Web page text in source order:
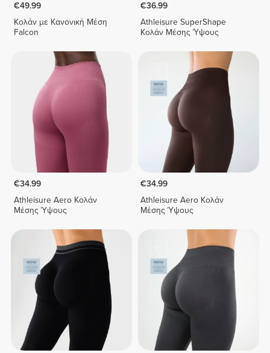
€49.99
Κολάν με Κανονική Μέση
Falcon
€36.99
Athleisure SuperShape
Κολάν Μέσης Ύψους
€34.99
Athleisure Aero Κολάν
Μέσης Ύψους
€34.99
Athleisure Aero Κολάν
Μέσης Ύψους